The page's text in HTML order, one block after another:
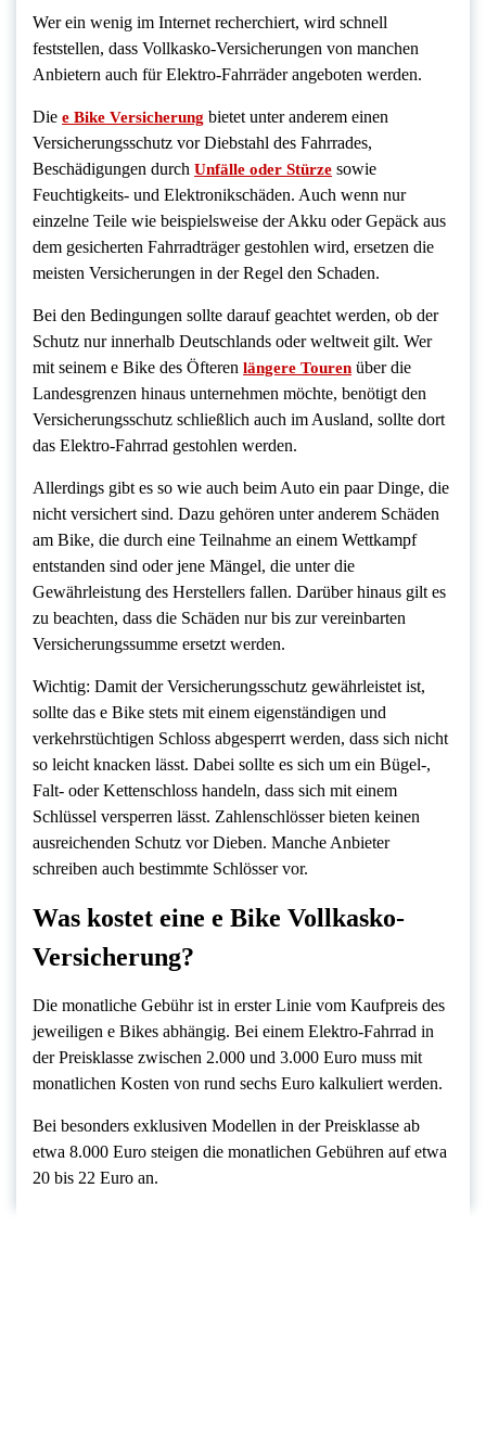
Wer ein wenig im Internet recherchiert, wird schnell
feststellen, dass Vollkasko-Versicherungen von manchen
Anbietern auch für Elektro-Fahrräder angeboten werden.
Die e Bike Versicherung bietet unter anderem einen
Versicherungsschutz vor Diebstahl des Fahrrades,
Beschädigungen durch Unfälle oder Stürze sowie
Feuchtigkeits- und Elektronikschäden. Auch wenn nur
einzelne Teile wie beispielsweise der Akku oder Gepäck aus
dem gesicherten Fahrradträger gestohlen wird, ersetzen die
meisten Versicherungen in der Regel den Schaden.
Bei den Bedingungen sollte darauf geachtet werden, ob der
Schutz nur innerhalb Deutschlands oder weltweit gilt. Wer
mit seinem e Bike des Öfteren längere Touren über die
Landesgrenzen hinaus unternehmen möchte, benötigt den
Versicherungsschutz schließlich auch im Ausland, sollte dort
das Elektro-Fahrrad gestohlen werden.
Allerdings gibt es so wie auch beim Auto ein paar Dinge, die
nicht versichert sind. Dazu gehören unter anderem Schäden
am Bike, die durch eine Teilnahme an einem Wettkampf
entstanden sind oder jene Mängel, die unter die
Gewährleistung des Herstellers fallen. Darüber hinaus gilt es
zu beachten, dass die Schäden nur bis zur vereinbarten
Versicherungssumme ersetzt werden.
Wichtig: Damit der Versicherungsschutz gewährleistet ist,
sollte das e Bike stets mit einem eigenständigen und
verkehrstüchtigen Schloss abgesperrt werden, dass sich nicht
so leicht knacken lässt. Dabei sollte es sich um ein Bügel-,
Falt- oder Kettenschloss handeln, dass sich mit einem
Schlüssel versperren lässt. Zahlenschlösser bieten keinen
ausreichenden Schutz vor Dieben. Manche Anbieter
schreiben auch bestimmte Schlösser vor.
Was kostet eine e Bike Vollkasko-
Versicherung?
Die monatliche Gebühr ist in erster Linie vom Kaufpreis des
jeweiligen e Bikes abhängig. Bei einem Elektro-Fahrrad in
der Preisklasse zwischen 2.000 und 3.000 Euro muss mit
monatlichen Kosten von rund sechs Euro kalkuliert werden.
Bei besonders exklusiven Modellen in der Preisklasse ab
etwa 8.000 Euro steigen die monatlichen Gebühren auf etwa
20 bis 22 Euro an.